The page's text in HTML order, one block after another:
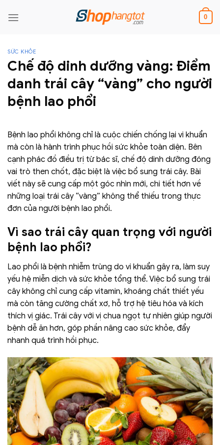
0
SỨC KHỎE
Chế độ dinh dưỡng vàng: Điểm
danh trái cây “vàng” cho người
bệnh lao phổi
Bệnh lao phổi không chỉ là cuộc chiến chống lại vi khuẩn
mà còn là hành trình phục hồi sức khỏe toàn diện. Bên
cạnh phác đồ điều trị từ bác sĩ, chế độ dinh dưỡng đóng
vai trò then chốt, đặc biệt là việc bổ sung trái cây. Bài
viết này sẽ cung cấp một góc nhìn mới, chi tiết hơn về
những loại trái cây “vàng” không thể thiếu trong thực
đơn của người bệnh lao phổi.
Vì sao trái cây quan trọng với người
bệnh lao phổi?
Lao phổi là bệnh nhiễm trùng do vi khuẩn gây ra, làm suy
yếu hệ miễn dịch và sức khỏe tổng thể. Việc bổ sung trái
cây không chỉ cung cấp vitamin, khoáng chất thiết yếu
mà còn tăng cường chất xơ, hỗ trợ hệ tiêu hóa và kích
thích vị giác. Trái cây với vị chua ngọt tự nhiên giúp người
bệnh dễ ăn hơn, góp phần nâng cao sức khỏe, đẩy
nhanh quá trình hồi phục.